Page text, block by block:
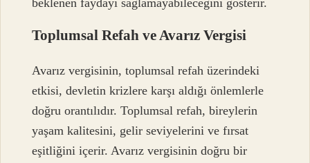
Toplumsal Refah ve Avarız Vergisi
Avarız vergisinin, toplumsal refah üzerindeki
etkisi, devletin krizlere karşı aldığı önlemlerle
doğru orantılıdır. Toplumsal refah, bireylerin
yaşam kalitesini, gelir seviyelerini ve fırsat
eşitliğini içerir. Avarız vergisinin doğru bir